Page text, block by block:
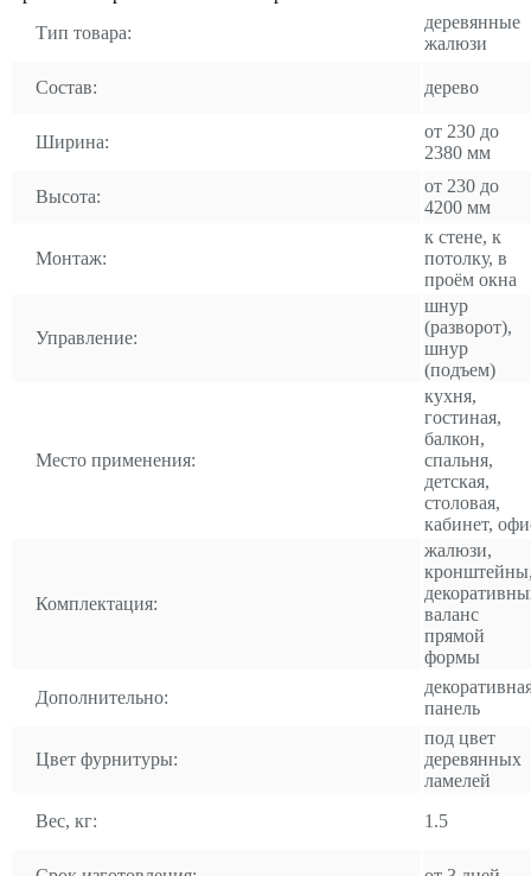
Тип товара:
деревянные
жалюзи
Состав: дерево
Ширина:
от 230 до
2380 мм
Высота:
от 230 до
4200 мм
Монтаж:
к стене, к
потолку, в
проём окна
Управление:
шнур
(разворот),
шнур
(подъем)
Место применения:
кухня,
гостиная,
балкон,
спальня,
детская,
столовая,
кабинет,
Комплектация:
жалюзи,
валанс
прямой
формы
Дополнительно:
панель
Цвет фурнитуры:
под цвет
деревянных
ламелей
Вес, кг:
1.5